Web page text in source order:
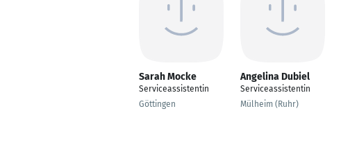
Sarah Mocke
Serviceassistentin
Göttingen
Angelina Dubiel
Serviceassistentin
Mülheim (Ruhr)